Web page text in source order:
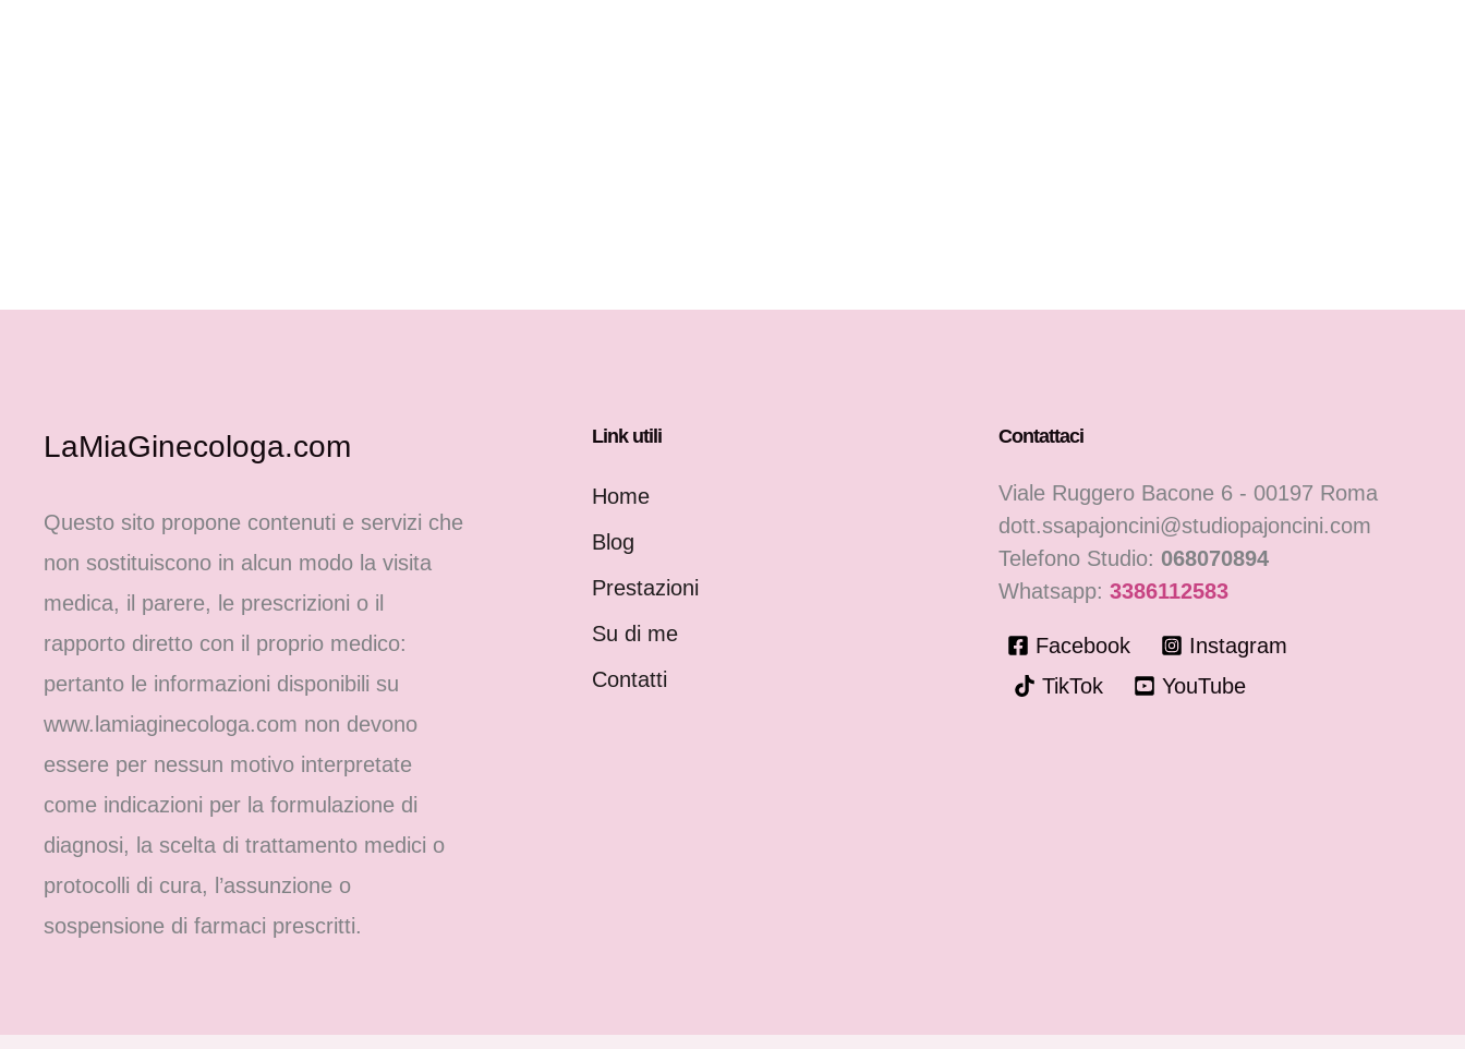
LaMiaGinecologa.com
Questo sito propone contenuti e servizi che
non sostituiscono in alcun modo la visita
medica, il parere, le prescrizioni o il
rapporto diretto con il proprio medico:
pertanto le informazioni disponibili su
www.lamiaginecologa.com non devono
essere per nessun motivo interpretate
come indicazioni per la formulazione di
diagnosi, la scelta di trattamento medici o
protocolli di cura, l’assunzione o
sospensione di farmaci prescritti.
Link utili
Home
Blog
Prestazioni
Su di me
Contatti
Contattaci
Viale Ruggero Bacone 6 - 00197 Roma
dott.ssapajoncini@studiopajoncini.com
Telefono Studio: 068070894
Whatsapp: 3386112583
Facebook
Instagram
TikTok
YouTube